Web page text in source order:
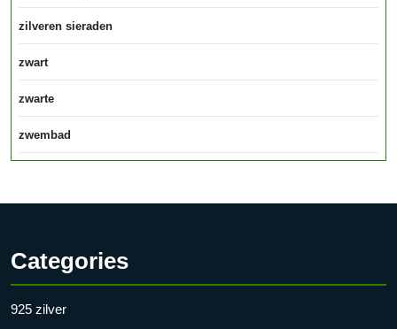
zilveren sieraden
zwart
zwarte
zwembad
Categories
925 zilver